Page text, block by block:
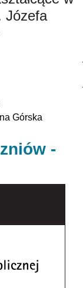
Józefa
Górska
-